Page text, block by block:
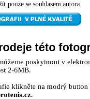
pouze se souhlasem autora.
této
poskytnout v
2-6MB.
klikněte na modrý
.